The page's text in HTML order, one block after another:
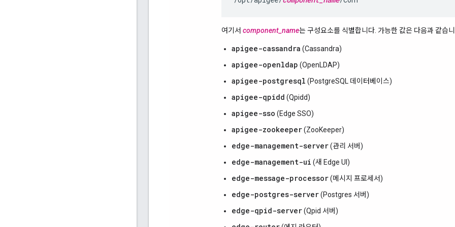
여기서 component_name는 구성요소를 식별합니다. 가능한 값은 다음과 같습
apigee-cassandra (Cassandra)
apigee-openldap (OpenLDAP)
apigee-postgresql (PostgreSQL 데이터베이스)
apigee-qpidd (Qpidd)
apigee-sso (Edge SSO)
apigee-zookeeper(ZooKeeper)
edge-management-server(관리 서버)
edge-management-ui (새 Edge UI)
edge-message-processor(메시지 프로세서)
edge-postgres-server(Postgres 서버)
edge-qpid-server(Qpid 서버)